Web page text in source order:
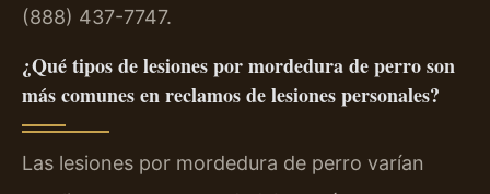
(888) 437-7747.
¿Qué tipos de lesiones por mordedura de perro son
más comunes en reclamos de lesiones personales?
Las lesiones por mordedura de perro varían